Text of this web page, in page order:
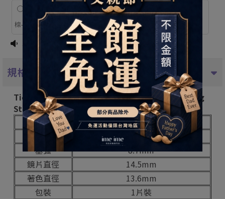
棕-8.50D
Falling Star星落光
棕-9.00D
現貨足量供應中 !
規格說明
Ticon帝康光漾瞬間彩色月拋1片裝 - 星落光棕 Falling
Star
週期類型
彩色月拋
含水量 42%
基弧
8.7mm
鏡片直徑
14.5mm
著色直徑
13.6mm
包裝
1片裝